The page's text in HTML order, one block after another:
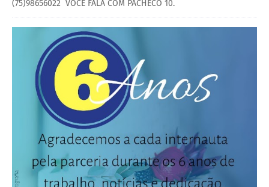
(75)98656022 VOCÊ FALA COM PACHECO 10.